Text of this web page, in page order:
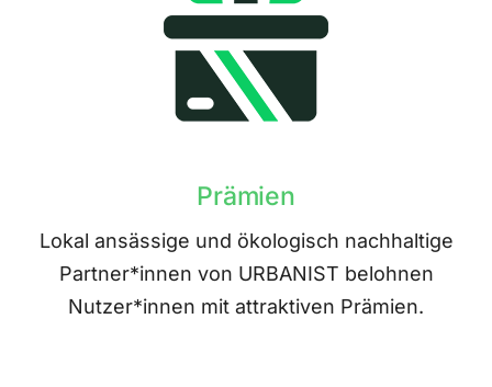
Prämien
Lokal ansässige und ökologisch nachhaltige
Partner*innen von URBANIST belohnen
Nutzer*innen mit attraktiven Prämien.